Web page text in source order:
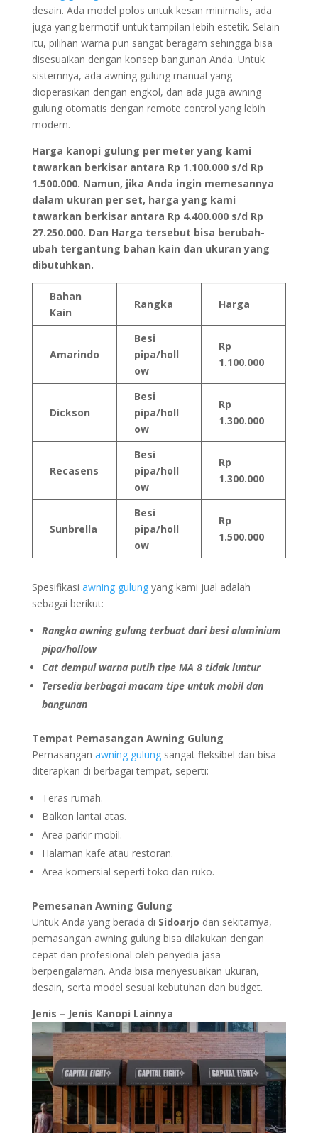
desain. Ada model polos untuk kesan minimalis, ada
juga yang bermotif untuk tampilan lebih estetik. Selain
itu, pilihan warna pun sangat beragam sehingga bisa
disesuaikan dengan konsep bangunan Anda. Untuk
sistemnya, ada awning gulung manual yang
dioperasikan dengan engkol, dan ada juga awning
gulung otomatis dengan remote control yang lebih
modern.
Harga kanopi gulung per meter yang kami
tawarkan berkisar antara Rp 1.100.000 s/d Rp
1.500.000. Namun, jika Anda ingin memesannya
dalam ukuran per set, harga yang kami
tawarkan berkisar antara Rp 4.400.000 s/d Rp
27.250.000. Dan Harga tersebut bisa berubah-
ubah tergantung bahan kain dan ukuran yang
dibutuhkan.
Bahan
Kain
Rangka Harga
Amarindo
Besi
pipa/holl
ow
Rp
1.100.000
Dickson
Besi
pipa/holl
ow
Rp
1.300.000
Recasens
Besi
pipa/holl
ow
Rp
1.300.000
Sunbrella
Besi
pipa/holl
ow
Rp
1.500.000
Spesifikasi awning gulungyang kami jual adalah
sebagai berikut:
Rangka awning gulung terbuat dari besi aluminium
pipa/hollow
Cat dempul warna putih tipe MA 8 tidak luntur
Tersedia berbagai macam tipe untuk mobil dan
bangunan
Tempat Pemasangan Awning Gulung
Pemasangan awning gulungsangat fleksibel dan bisa
diterapkan di berbagai tempat, seperti:
Teras rumah.
Balkon lantai atas.
Area parkir mobil.
Halaman kafe atau restoran.
Area komersial seperti toko dan ruko.
Pemesanan Awning Gulung
Untuk Anda yang berada di Sidoarjo dan sekitarnya,
pemasangan awning gulung bisa dilakukan dengan
cepat dan profesional oleh penyedia jasa
berpengalaman. Anda bisa menyesuaikan ukuran,
desain, serta model sesuai kebutuhan dan budget.
Jenis – Jenis Kanopi Lainnya